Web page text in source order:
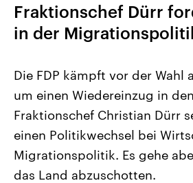
Landtagswahl Sachsen-Anhalt
2026
Alle Informationen
Sachsen-Anhalt wählt am 6.
September 2026 einen neuen
Landtag. Seit 2021 wird das
Bundesland von einer Koalition aus
Fraktionschef Dürr
in der
Die FDP kämpft vor der Wahl
um einen Wiedereinzug in
Fraktionschef Christian Dürr
einen Politikwechsel bei
Migrationspolitik. Es gehe
das Land abzuschotten.